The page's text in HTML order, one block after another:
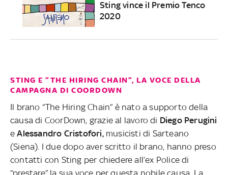
Sting vince il Premio Tenco
2020
STING E “THE HIRING CHAIN”, LA VOCE DELLA
CAMPAGNA DI COORDOWN
Il brano “The Hiring Chain” è nato a supporto della
causa di CoorDown, grazie al lavoro di Diego Perugini
e Alessandro Cristofori,musicisti di Sarteano
(Siena). I due dopo aver scritto il brano, hanno preso
contatti con Sting per chiedere all’ex Police di
“prestare” la sua voce per questa nobile causa. La